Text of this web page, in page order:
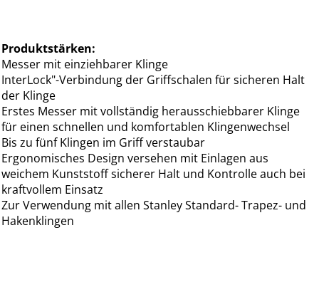
Produktstärken:
Messer mit einziehbarer Klinge
InterLock"-Verbindung der Griffschalen für sicheren Halt
der Klinge
Erstes Messer mit vollständig herausschiebbarer Klinge
für einen schnellen und komfortablen Klingenwechsel
Bis zu fünf Klingen im Griff verstaubar
Ergonomisches Design versehen mit Einlagen aus
weichem Kunststoff sicherer Halt und Kontrolle auch bei
kraftvollem Einsatz
Zur Verwendung mit allen Stanley Standard- Trapez- und
Hakenklingen